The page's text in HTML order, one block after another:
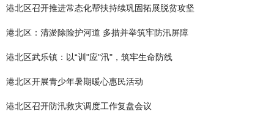
港北区召开推进常态化帮扶持续巩固拓展脱贫攻坚
港北区：清淤除险护河道 多措并举筑牢防汛屏障
港北区武乐镇：以“训"应"汛"，筑牢生命防线
港北区开展青少年暑期暖心惠民活动
港北区召开防汛救灾调度工作复盘会议